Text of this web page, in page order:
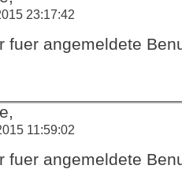
23:17:42
fuer angemeldete
11:59:02
fuer angemeldete